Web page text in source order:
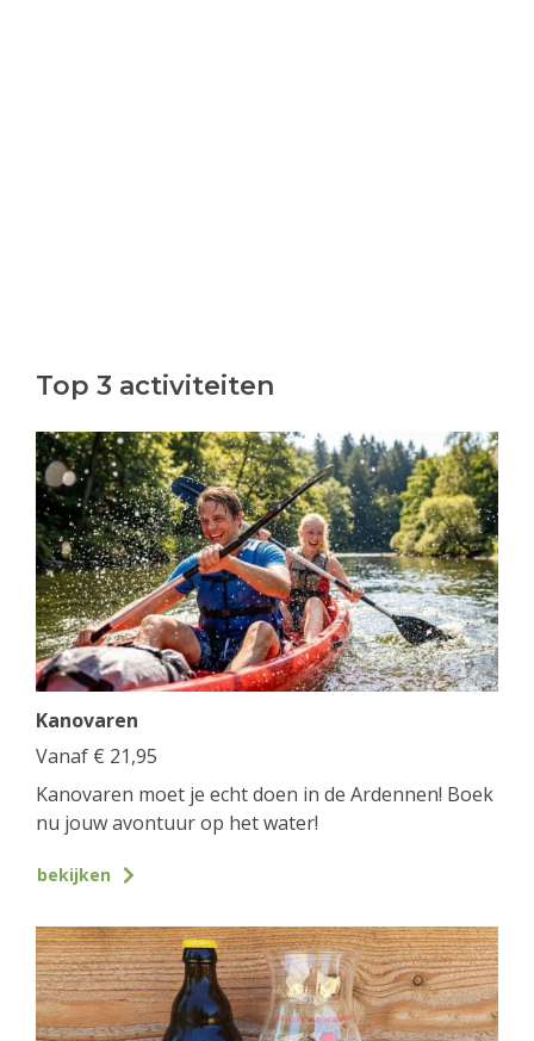
Top 3 activiteiten
Kanovaren
Vanaf € 21,95
Kanovaren moet je echt doen in de Ardennen! Boek
nu jouw avontuur op het water!
bekijken